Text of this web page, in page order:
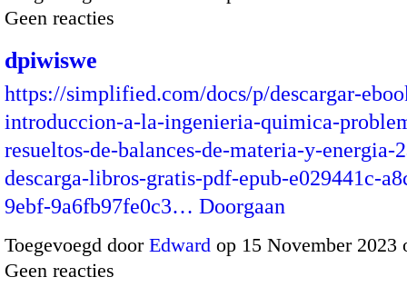
Geen reacties
dpiwiswe
https://simplified.com/docs/p/descargar-
introduccion-a-la-ingenieria-quimica-
resueltos-de-balances-de-materia-y-energia-
descarga-libros-gratis-pdf-epub-e029441c-
9ebf-9a6fb97fe0c3… Doorgaan
Toegevoegd door Edward op 15 November
Geen reacties